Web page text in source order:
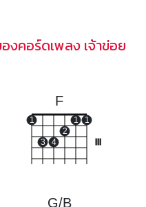
งคอร์ดเพลง เจ้าข่อย
F
1
3 4
2
1 1
G/B